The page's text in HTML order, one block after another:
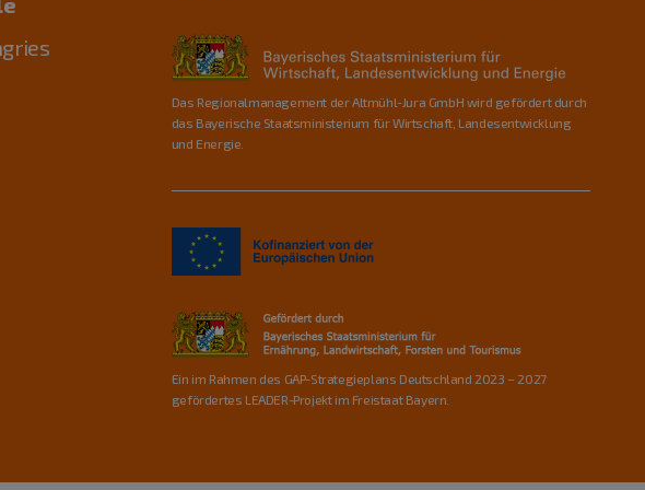
Das Regionalmanagement der Altmühl-Jura GmbH wird gefördert durch
das Bayerische Staatsministerium für Wirtschaft, Landesentwicklung
und Energie.
Ein im Rahmen des GAP-Strategieplans Deutschland 2023 – 2027
gefördertes LEADER-Projekt im Freistaat Bayern.